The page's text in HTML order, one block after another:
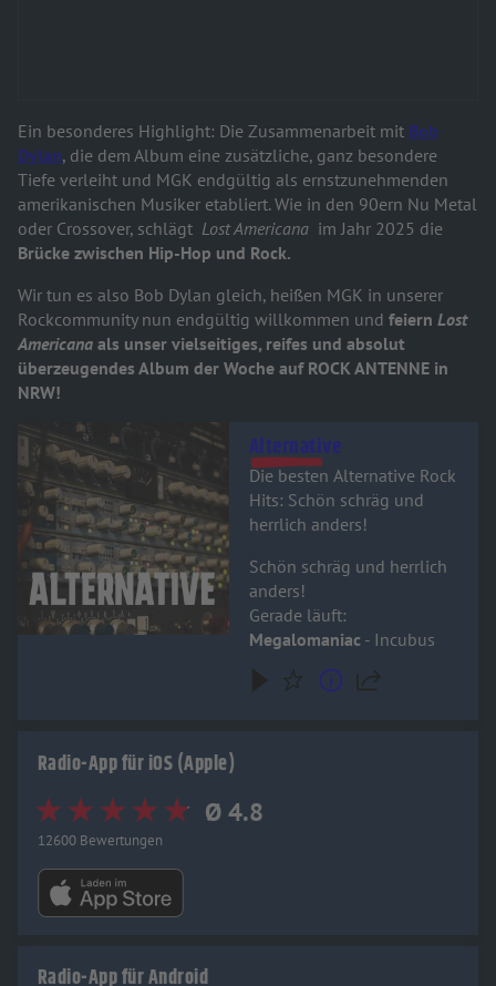
Ein besonderes Highlight: Die Zusammenarbeit mit Bob
Dylan, die dem Album eine zusätzliche, ganz besondere
Tiefe verleiht und MGK endgültig als ernstzunehmenden
amerikanischen Musiker etabliert. Wie in den 90ern Nu Metal
oder Crossover, schlägt Lost Americana im Jahr 2025 die
Brücke zwischen Hip-Hop und Rock.
Wir tun es also Bob Dylan gleich, heißen MGK in unserer
Rockcommunity nun endgültig willkommen und feiern Lost
Americana als unser vielseitiges, reifes und absolut
überzeugendes Album der Woche auf ROCK ANTENNE in
NRW!
Audiotitel - Alternative
Alternative
Die besten Alternative Rock
Hits: Schön schräg und
herrlich anders!
Schön schräg und herrlich
anders!
Gerade läuft:
Megalomaniac - Incubus
Radio-App für iOS (Apple)
Ø 4.8
12600 Bewertungen
Radio-App für Android